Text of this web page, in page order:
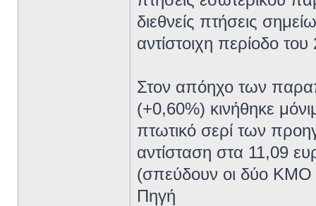
διεθνείς πτήσεις
αντίστοιχη περίοδο
Στον απόηχο των
(+0,60%) κινήθηκε
πτωτικό σερί των
αντίσταση στα 11,09
(σπεύδουν οι δύο
Πηγή